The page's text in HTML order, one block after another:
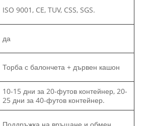
ISO 9001, CE, TUV, CSS, SGS.
да
Торба с балончета + дървен кашон
10-15 дни за 20-футов контейнер, 20-
25 дни за 40-футов контейнер.